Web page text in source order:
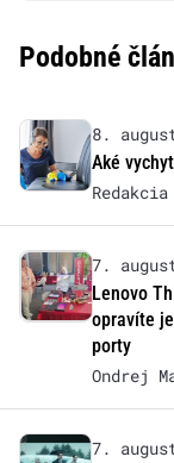
Podobné
8.
Aké
Redakcia
7.
Lenovo
opravíte
porty
Ondrej
7.